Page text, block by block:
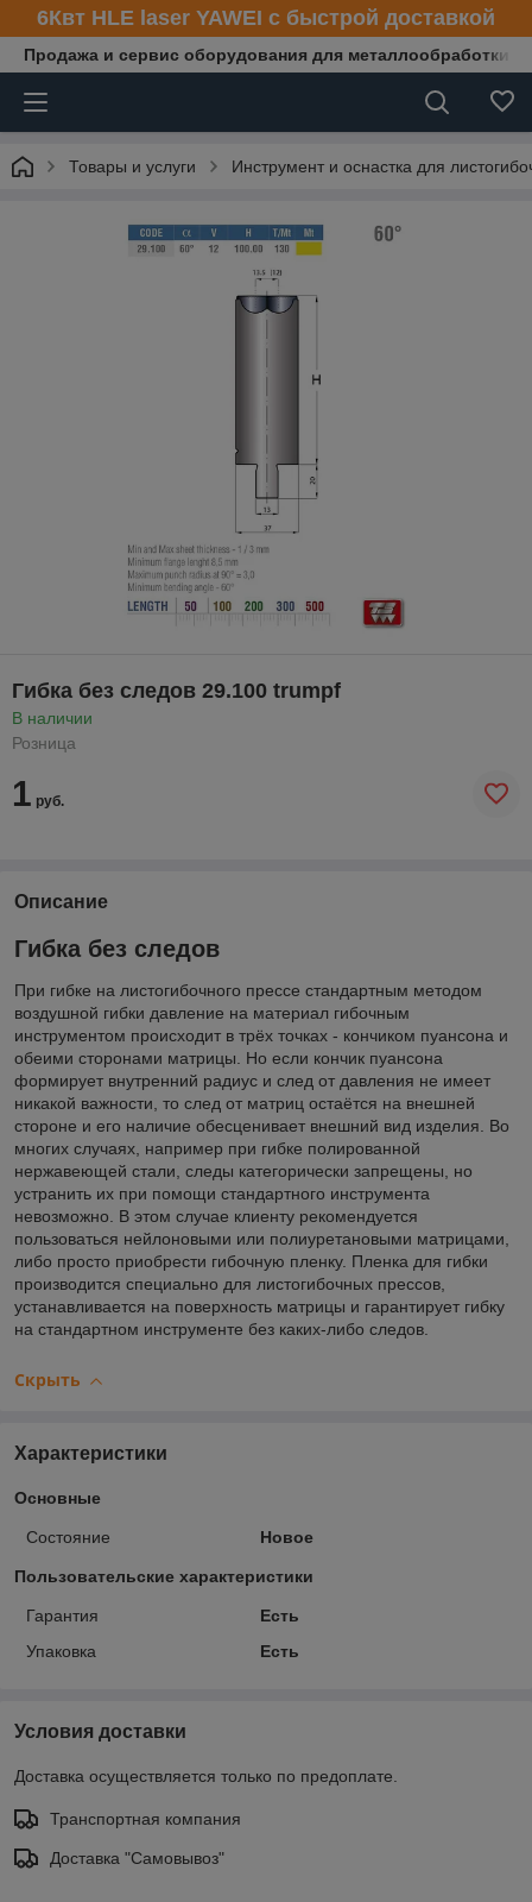
6Квт HLE laser YAWEI с быстрой доставкой
Продажа и сервис оборудования для металлообработки
Товары и услуги Инструмент и оснастка для
Гибка без следов 29.100 trumpf
В наличии
Розница
1 руб.
Описание
Гибка без следов
При гибке на листогибочного прессе стандартным методом
воздушной гибки давление на материал гибочным
инструментом происходит в трёх точках - кончиком пуансона и
обеими сторонами матрицы. Но если кончик пуансона
формирует внутренний радиус и след от давления не имеет
никакой важности, то след от матриц остаётся на внешней
стороне и его наличие обесценивает внешний вид изделия. Во
многих случаях, например при гибке полированной
нержавеющей стали, следы категорически запрещены, но
устранить их при помощи стандартного инструмента
невозможно. В этом случае клиенту рекомендуется
пользоваться нейлоновыми или полиуретановыми матрицами,
либо просто приобрести гибочную пленку. Пленка для гибки
производится специально для листогибочных прессов,
устанавливается на поверхность матрицы и гарантирует гибку
на стандартном инструменте без каких-либо следов.
Скрыть
Характеристики
Основные
Состояние Новое
Пользовательские характеристики
Гарантия
Есть
Упаковка
Есть
Условия доставки
Доставка осуществляется только по предоплате.
Транспортная компания
Доставка "Самовывоз"